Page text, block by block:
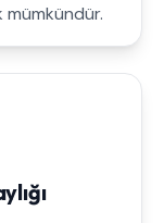
mümkündür.